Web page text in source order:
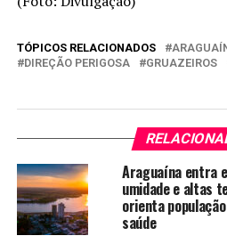
TÓPICOS RELACIONADOS
DIREÇÃO PERIGOSA
GRUAZEIROS
Araguaína entra
umidade e altas
orienta
saúde